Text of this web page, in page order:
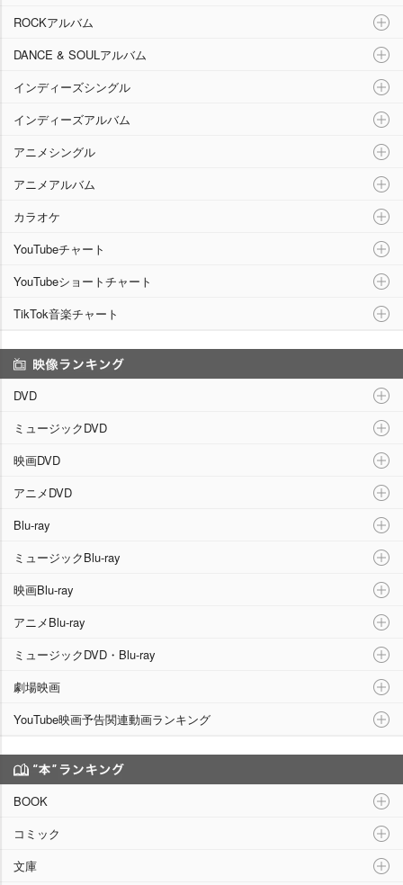
ROCKアルバム
DANCE & SOULアルバム
インディーズシングル
インディーズアルバム
アニメシングル
アニメアルバム
カラオケ
YouTubeチャート
YouTubeショートチャート
TikTok音楽チャート
DVD
ミュージックDVD
映画DVD
アニメDVD
Blu-ray
ミュージックBlu-ray
映画Blu-ray
アニメBlu-ray
ミュージックDVD・Blu-ray
劇場映画
YouTube映画予告関連動画ランキング
BOOK
コミック
文庫